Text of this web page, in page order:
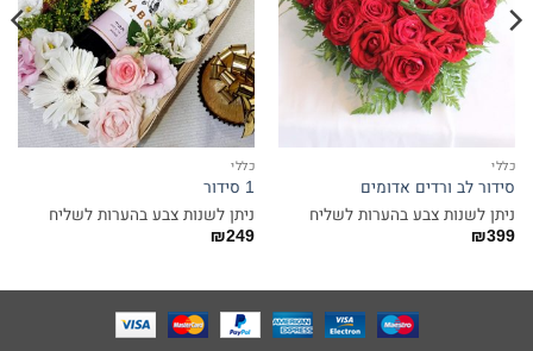
כללי
סידור לב ורדים אדומים
ניתן לשנות צבע בהערות לשליח
₪399
כללי
1 סידור
ניתן לשנות צבע בהערות לשליח
₪249